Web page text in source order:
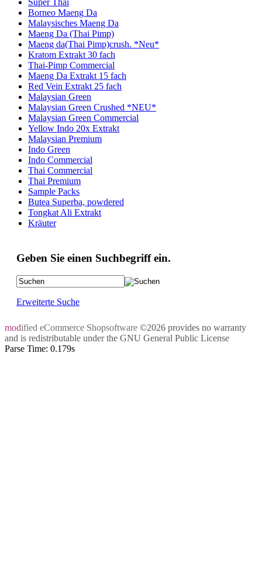
Borneo Maeng Da
Malaysisches Maeng Da
Maeng Da (Thai Pimp)
Maeng da(Thai Pimp)crush. *Neu*
Kratom Extrakt 30 fach
Thai-Pimp Commercial
Maeng Da Extrakt 15 fach
Red Vein Extrakt 25 fach
Malaysian Green
Malaysian Green Crushed *NEU*
Malaysian Green Commercial
Yellow Indo 20x Extrakt
Malaysian Premium
Indo Green
Indo Commercial
Thai Commercial
Thai Premium
Sample Packs
Butea Superba, powdered
Tongkat Ali Extrakt
Kräuter
Geben Sie einen Suchbegriff ein.
Erweiterte Suche
modified eCommerce Shopsoftware ©2026 provides no warranty
and is redistributable under the GNU General Public License
Parse Time: 0.179s